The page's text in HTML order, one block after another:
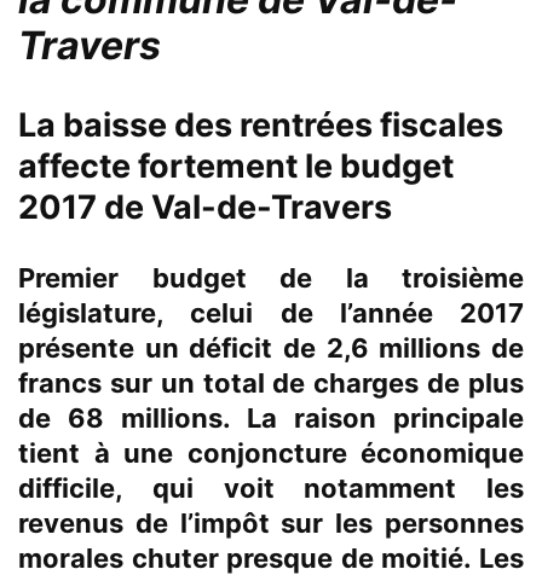
Travers
La baisse des rentrées fiscales
affecte fortement le budget
2017 de Val-de-Travers
Premier budget de la troisième
législature, celui de l’année 2017
présente un déficit de 2,6 millions de
francs sur un total de charges de plus
de 68 millions. La raison principale
tient à une conjoncture économique
difficile, qui voit notamment les
revenus de l’impôt sur les personnes
morales chuter presque de moitié. Les